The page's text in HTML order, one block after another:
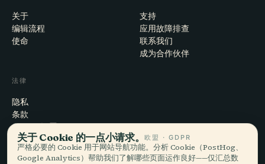
关于
编辑流程
使命
支持
应用故障排查
联系我们
成为合作伙伴
法律
隐私
条款
Cookie 设置
注销账户
关于 Cookie 的一点小请求。欧盟 · GDPR
严格必要的 Cookie 用于网站导航功能。分析 Cookie（PostHog、
Google Analytics）帮助我们了解哪些页面运作良好——仅汇总数